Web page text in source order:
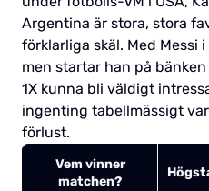
Argentina är stora, stora
förklarliga skäl. Med Messi
men startar han på
1X kunna bli väldigt
ingenting tabellmässigt
förlust.
Vem vinner
matchen?